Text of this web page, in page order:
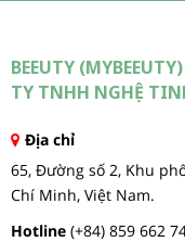
BEEUTY
TY TNHH NGHỆ
Địa chỉ
65, Đường số 2, Khu
Chí Minh, Việt Nam.
Hotline (+84) 859 662